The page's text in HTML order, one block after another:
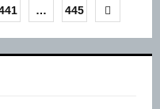
… 445